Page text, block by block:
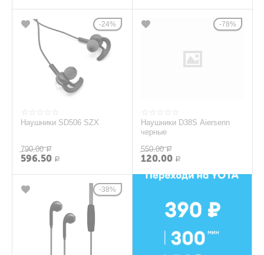
24%
Наушники SD506 SZX
790.00 Р
596.50 Р
78%
Наушники D38S Aiersenn
черные
550.00 Р
120.00 Р
38%